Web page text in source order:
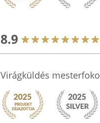
8.9
Virágküldés